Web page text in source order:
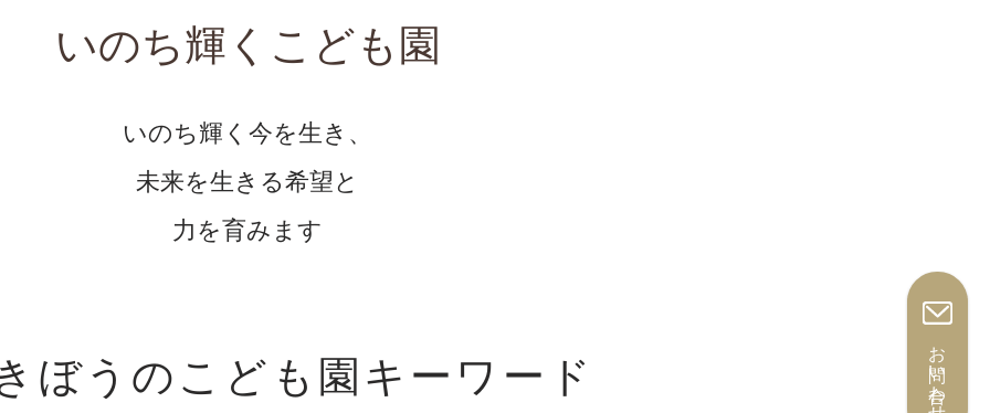
お問い合わせ
いのち輝くこども園
いのち輝く今を生き、
未来を生きる希望と
力を育みます
ぼうのこども園 キーワード